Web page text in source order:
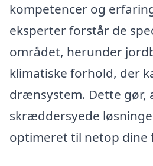
kompetencer og
eksperter forstår de
området, herunder
klimatiske forhold, der
drænsystem. Dette gør,
skræddersyede
optimeret til netop dine